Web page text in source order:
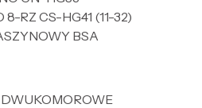
RZ CS-HG41 (11-32)
BSA